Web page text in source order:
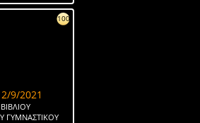
100
9/2021
ΓΥΜΝΑΣΤΙΚΟΥ